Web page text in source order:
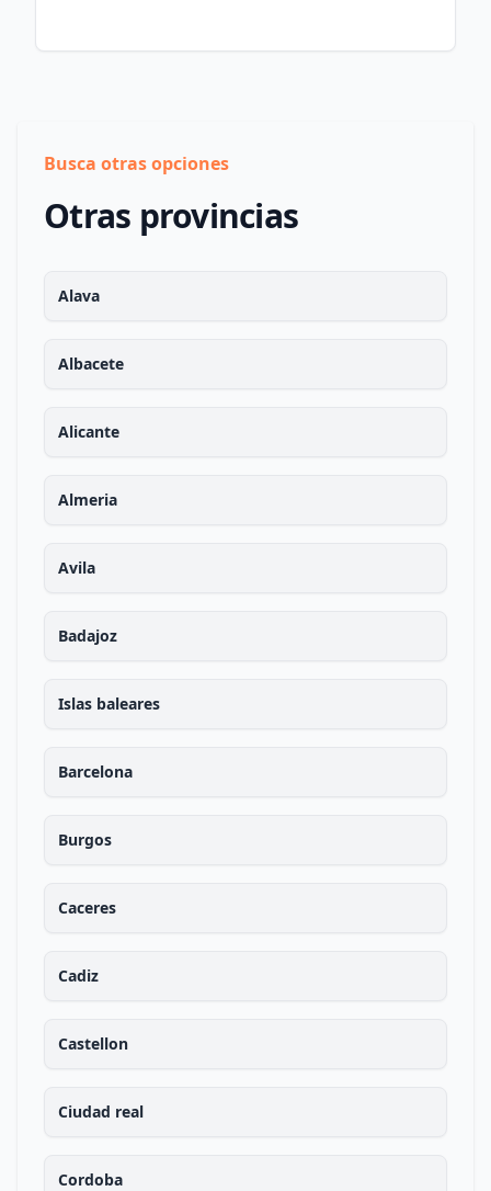
Busca otras opciones
Otras provincias
Alava
Albacete
Alicante
Almeria
Avila
Badajoz
Islas baleares
Barcelona
Burgos
Caceres
Cadiz
Castellon
Ciudad real
Cordoba